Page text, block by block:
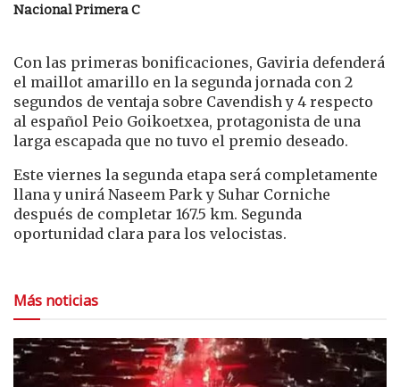
Nacional Primera C
Con las primeras bonificaciones, Gaviria defenderá
el maillot amarillo en la segunda jornada con 2
segundos de ventaja sobre Cavendish y 4 respecto
al español Peio Goikoetxea, protagonista de una
larga escapada que no tuvo el premio deseado.
Este viernes la segunda etapa será completamente
llana y unirá Naseem Park y Suhar Corniche
después de completar 167.5 km. Segunda
oportunidad clara para los velocistas.
Más noticias